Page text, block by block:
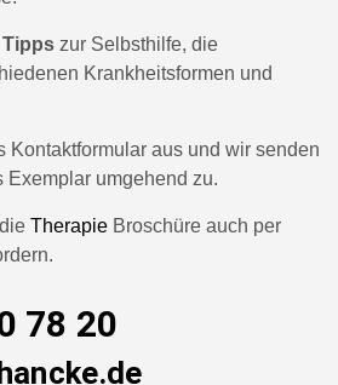
zur Selbsthilfe, die
Krankheitsformen und
Kontaktformular aus und wir senden
Exemplar umgehend zu.
Therapie Broschüre auch per
78 20